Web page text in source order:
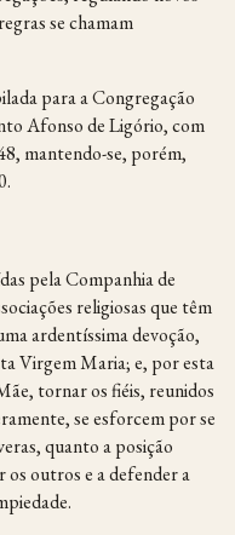
se chamam
para a Congregação
Afonso de Ligório, com
mantendo-se, porém,
pela Companhia de
religiosas que têm
ardentíssima devoção,
Virgem Maria; e, por esta
tornar os fiéis, reunidos
se esforcem por se
quanto a posição
os outros e a defender a